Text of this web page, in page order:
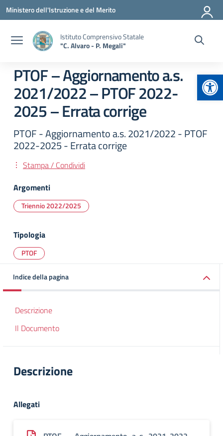
Vai ai contenuti
Vai al menu di navigazione
Vai al footer
Ministero dell'Istruzione e del Merito
Istituto Comprensivo Statale
"C. Alvaro - P. Megali"
PTOF – Aggiornamento a.s.
2021/2022 – PTOF 2022-
2025 – Errata corrige
PTOF - Aggiornamento a.s. 2021/2022 - PTOF
2022-2025 - Errata corrige
Stampa / Condividi
Argomenti
Triennio 2022/2025
Tipologia
PTOF
Indice della pagina
Descrizione
Il Documento
Descrizione
Allegati